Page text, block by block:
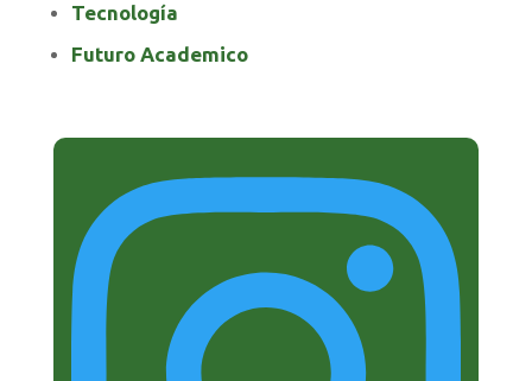
Tecnología
Futuro Academico